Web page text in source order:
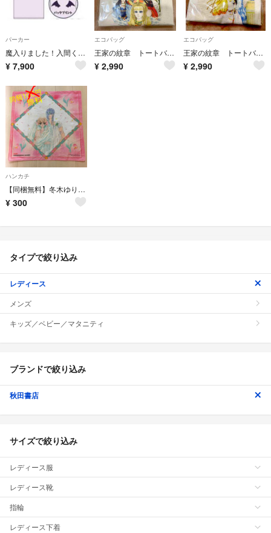
パーカー
魔入りました！入間くん ドンキホーテコラボ 缶バッジ付き モフエゴパーカー
¥ 7,900
エコバッグ
王家の紋章 トートバッグ
¥ 2,990
エコバッグ
王家の紋章 トートバッグ
¥ 2,990
ハンカチ
【同梱無料】冬木ゆりか アリーズ 全プレ ハンカチ
¥ 300
タイプで絞り込み
レディース
メンズ
キッズ／ベビー／マタニティ
ブランドで絞り込み
秋田書店
サイズで絞り込み
レディース服
レディース靴
指輪
レディース下着